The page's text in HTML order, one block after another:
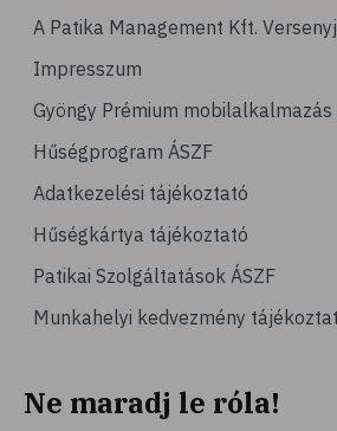
# alvás
# gyerek
# erőszak
# agresszió
# intelligencia
# hányinger
# túlsúly
A Patika Management Kft.
Impresszum
Gyöngy Prémium mobilalkalmazás
Hűségprogram ÁSZF
Adatkezelési tájékoztató
Hűségkártya tájékoztató
Patikai Szolgáltatások ÁSZF
Munkahelyi kedvezmény
Ne maradj le róla!